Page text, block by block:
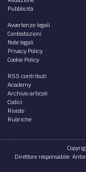
Pubblicità
Avvertenze legali
Contestazioni
Note legali
Privacy Policy
Cookie Policy
RSS contributi
Academy
Archivio articoli
Codici
Riviste
Rubriche
Direttore responsabile: